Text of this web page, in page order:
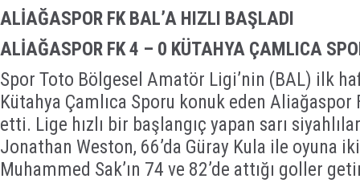
ALİAĞASPOR FK BAL’A HIZLI BAŞLADI
ALİAĞASPOR FK 4 – 0 KÜTAHYA ÇAMLICA
Spor Toto Bölgesel Amatör Ligi’nin (BAL) ilk
Kütahya Çamlıca Sporu konuk eden
etti. Lige hızlı bir başlangıç yapan sarı
Jonathan Weston, 66’da Güray Kula ile oyuna
Muhammed Sak’ın 74 ve 82’de attığı goller